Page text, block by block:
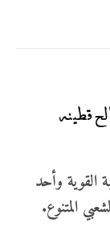
قطينه
القوية وأحد
المتنوع.